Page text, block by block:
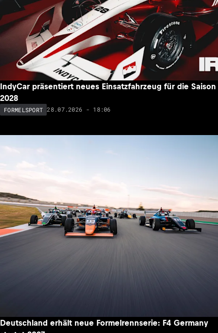
IndyCar präsentiert neues Einsatzfahrzeug für die Saison
2028
FORMELSPORT 28.07.2026 - 18:06
Deutschland erhält neue Formelrennserie: F4 Germany